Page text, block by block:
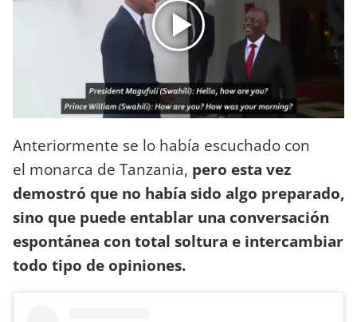
Anteriormente se lo había escuchado con
el monarca de Tanzania, pero esta vez
demostró que no había sido algo preparado,
sino que puede entablar una conversación
espontánea con total soltura e intercambiar
todo tipo de opiniones.